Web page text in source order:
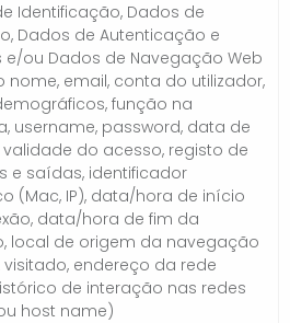
Identificação, Dados de
Dados de Autenticação e
e/ou Dados de Navegação Web
nome, email, conta do utilizador,
função na
username, password, data de
do acesso, registo de
e saídas, identificador
(Mac, IP), data/hora de início
data/hora de fim da
local de origem da navegação
visitado, endereço da rede
de interação nas redes
host name)